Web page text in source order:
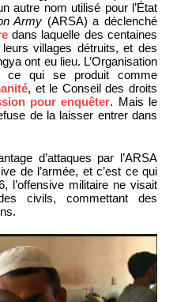
autre nom utilisé pour l’État
Army (ARSA) a déclenché
dans laquelle des centaines
villages détruits, et des
ont eu lieu. L’Organisation
ce qui se produit comme
, et le Conseil des droits
pour enquêter. Mais le
de la laisser entrer dans
d’attaques par l’ARSA
de l’armée, et c’est ce qui
l’offensive militaire ne visait
civils, commettant des